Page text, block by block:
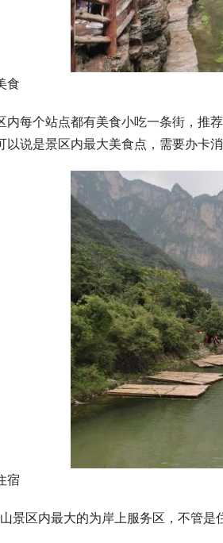
食
内每个站点都有美食小吃一条街，推
以说是景区内最大美食点，需要办卡
宿
景区内最大的为岸上服务区，不管